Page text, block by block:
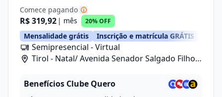
Comece pagando
R$ 319,92 | mês 20% OFF
Mensalidade grátis Inscrição e matrícula GRÁTIS
Semipresencial - Virtual
Tirol - Natal/ Avenida Senador Salgado Filho,
Benefícios Clube Quero